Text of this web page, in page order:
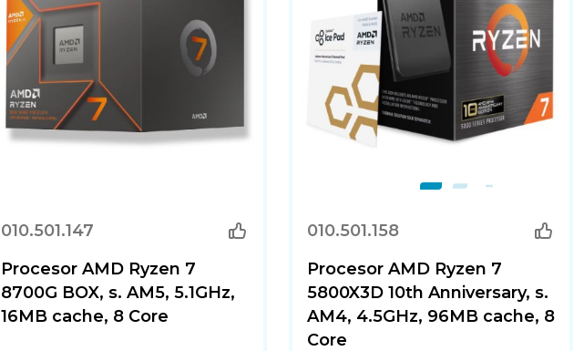
010.501.147
Procesor AMD Ryzen 7
8700G BOX, s. AM5, 5.1GHz,
16MB cache, 8 Core
010.501.158
Procesor AMD Ryzen 7
5800X3D 10th Anniversary, s.
AM4, 4.5GHz, 96MB cache, 8
Core